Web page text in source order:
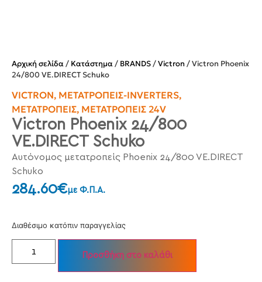
Αρχική σελίδα/ Κατάστημα/ BRANDS/Victron / Victron Phoenix
24/800 VE.DIRECT Schuko
VICTRON, ΜΕΤΑΤΡΟΠΕΊΣ-INVERTERS,
ΜΕΤΑΤΡΟΠΕΊΣ, ΜΕΤΑΤΡΟΠΕΊΣ 24V
Victron Phoenix 24/800
VE.DIRECT Schuko
Αυτόνομος μετατροπείς Phoenix 24/800 VE.DIRECT
Schuko
284.60€με Φ.Π.Α.
Διαθέσιμο κατόπιν παραγγελίας
Προσθήκη στο καλάθι